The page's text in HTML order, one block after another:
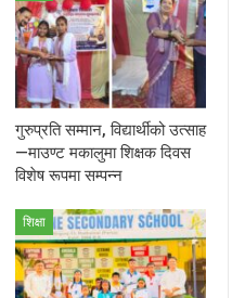
गुरुप्रति सम्मान, विद्यार्थीको उत्साह
—माउण्ट मकालुमा शिक्षक दिवस
विशेष रूपमा सम्पन्न
शिक्षा